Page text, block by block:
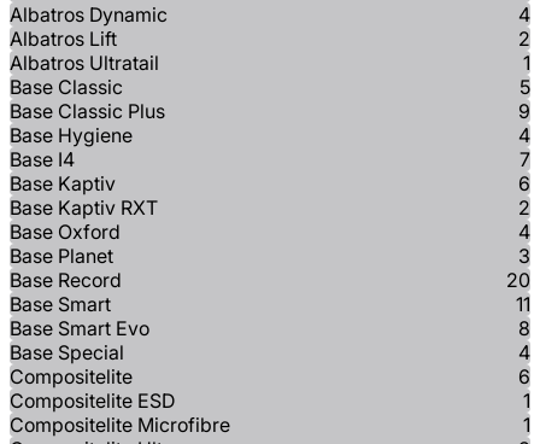
Albatros Dynamic
4
Albatros Lift
2
Albatros Ultratail
1
Base Classic
5
Base Classic Plus
9
Base Hygiene
4
Base I4
7
Base Kaptiv
6
Base Kaptiv RXT
2
Base Oxford
4
Base Planet
3
Base Record
20
Base Smart
11
Base Smart Evo
8
Base Special
4
Compositelite
6
Compositelite ESD
1
Compositelite Microfibre
1